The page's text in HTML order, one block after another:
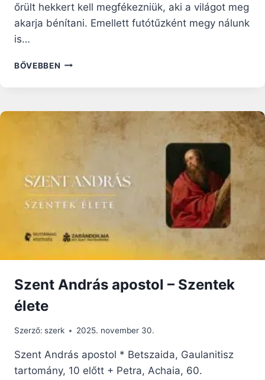
őrült hekkert kell megfékezniük, aki a világot meg
akarja bénítani. Emellett futótűzként megy nálunk
is…
BŐVEBBEN HEKKER
MILYEN
A
„HEKKER”?
Szent András apostol – Szentek
élete
Szerző: szerk 2025. november 30.
Szent András apostol * Betszaida, Gaulanitisz
tartomány, 10 előtt + Petra, Achaia, 60.